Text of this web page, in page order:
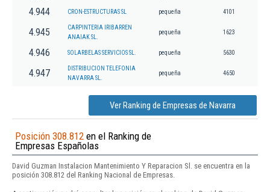
4.944 CRON-ESTRUCTURAS SL pequeña 4101
4.945
CARPINTERIA IRIBARREN
ANAIAK SL.
pequeña 1623
4.946 SOLARBELAS SERVICIOS SL. pequeña 5630
4.947
DISTRIBUCION TELEFONIA
NAVARRA SL.
pequeña 4650
Ver Ranking de Empresas de Navarra
Posición 308.812 en el Ranking de
Empresas Españolas
David Guzman Instalacion Mantenimiento Y Reparacion Sl. se encuentra en la
posición 308.812 del Ranking Nacional de Empresas.